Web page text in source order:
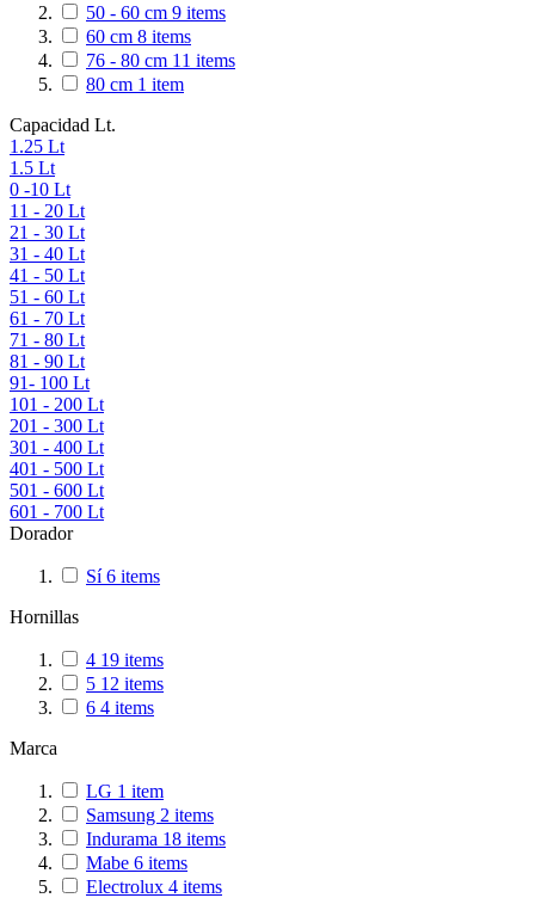
50 - 60 cm 9 items
60 cm 8 items
76 - 80 cm 11 items
80 cm 1 item
Capacidad Lt.
1.25 Lt
1.5 Lt
0 -10 Lt
11 - 20 Lt
21 - 30 Lt
31 - 40 Lt
41 - 50 Lt
51 - 60 Lt
61 - 70 Lt
71 - 80 Lt
81 - 90 Lt
91- 100 Lt
101 - 200 Lt
201 - 300 Lt
301 - 400 Lt
401 - 500 Lt
501 - 600 Lt
601 - 700 Lt
Dorador
Sí6 items
Hornillas
4 19 items
5 12 items
6 4 items
Marca
LG 1 item
Samsung 2 items
Indurama 18 items
Mabe 6 items
Electrolux 4 items